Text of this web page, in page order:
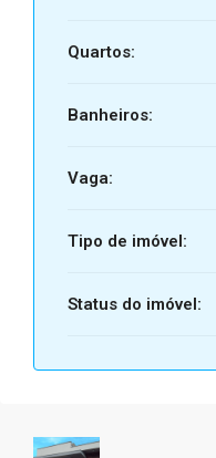
Quartos:
Banheiros:
Vaga:
Tipo de imóvel:
Status do imóvel: